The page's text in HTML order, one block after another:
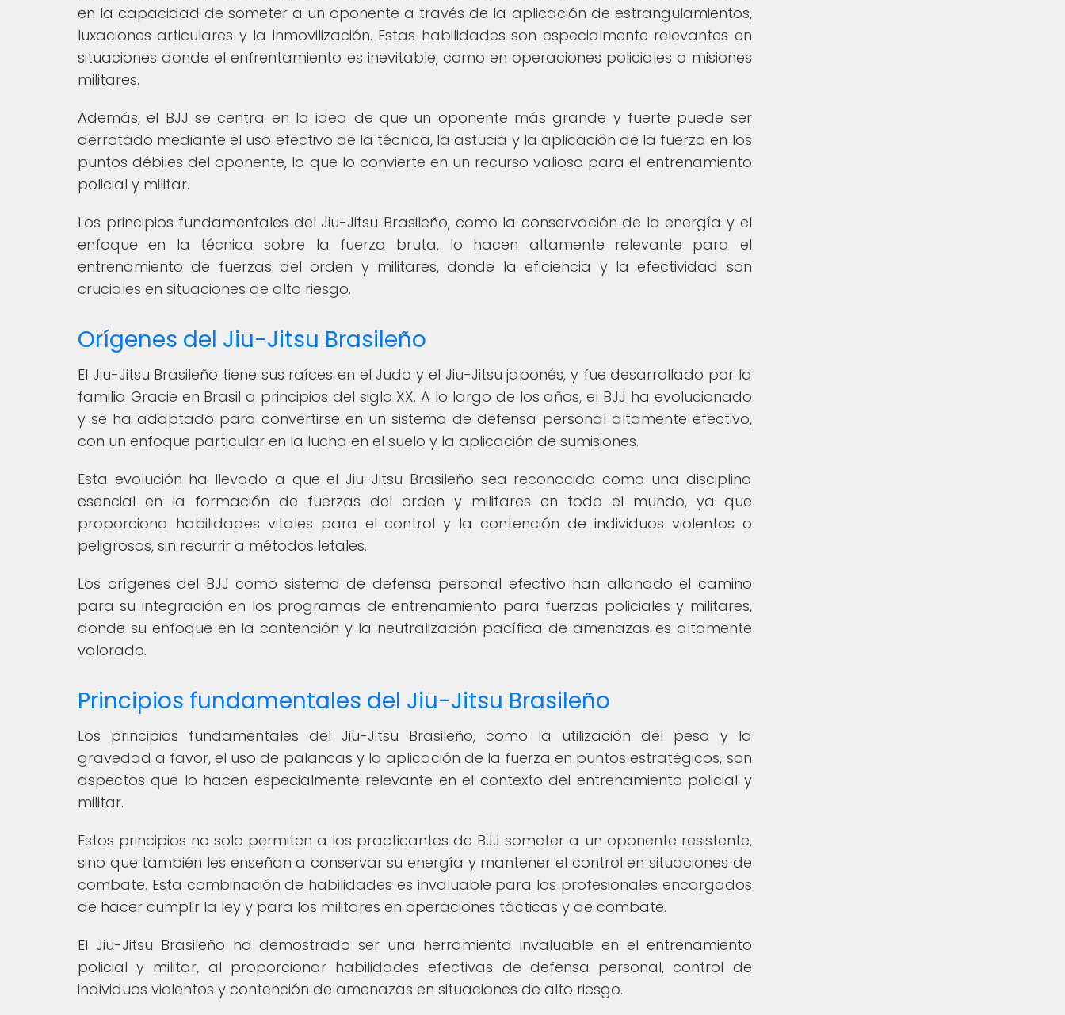
en la capacidad de someter a un oponente a través de la aplicación de estrangulamientos,
luxaciones articulares y la inmovilización. Estas habilidades son especialmente relevantes en
situaciones donde el enfrentamiento es inevitable, como en operaciones policiales o misiones
militares.
Además, el BJJ se centra en la idea de que un oponente más grande y fuerte puede ser
derrotado mediante el uso efectivo de la técnica, la astucia y la aplicación de la fuerza en los
puntos débiles del oponente, lo que lo convierte en un recurso valioso para el entrenamiento
policial y militar.
Los principios fundamentales del Jiu-Jitsu Brasileño, como la conservación de la energía y el
enfoque en la técnica sobre la fuerza bruta, lo hacen altamente relevante para el
entrenamiento de fuerzas del orden y militares, donde la eficiencia y la efectividad son
cruciales en situaciones de alto riesgo.
Orígenes del Jiu-Jitsu Brasileño
El Jiu-Jitsu Brasileño tiene sus raíces en el Judo y el Jiu-Jitsu japonés, y fue desarrollado por la
familia Gracie en Brasil a principios del siglo XX. A lo largo de los años, el BJJ ha evolucionado
y se ha adaptado para convertirse en un sistema de defensa personal altamente efectivo,
con un enfoque particular en la lucha en el suelo y la aplicación de sumisiones.
Esta evolución ha llevado a que el Jiu-Jitsu Brasileño sea reconocido como una disciplina
esencial en la formación de fuerzas del orden y militares en todo el mundo, ya que
proporciona habilidades vitales para el control y la contención de individuos violentos o
peligrosos, sin recurrir a métodos letales.
Los orígenes del BJJ como sistema de defensa personal efectivo han allanado el camino
para su integración en los programas de entrenamiento para fuerzas policiales y militares,
donde su enfoque en la contención y la neutralización pacífica de amenazas es altamente
valorado.
Principios fundamentales del Jiu-Jitsu Brasileño
Los principios fundamentales del Jiu-Jitsu Brasileño, como la utilización del peso y la
gravedad a favor, el uso de palancas y la aplicación de la fuerza en puntos estratégicos, son
aspectos que lo hacen especialmente relevante en el contexto del entrenamiento policial y
militar.
Estos principios no solo permiten a los practicantes de BJJ someter a un oponente resistente,
sino que también les enseñan a conservar su energía y mantener el control en situaciones de
combate. Esta combinación de habilidades es invaluable para los profesionales encargados
de hacer cumplir la ley y para los militares en operaciones tácticas y de combate.
El Jiu-Jitsu Brasileño ha demostrado ser una herramienta invaluable en el entrenamiento
policial y militar, al proporcionar habilidades efectivas de defensa personal, control de
individuos violentos y contención de amenazas en situaciones de alto riesgo.